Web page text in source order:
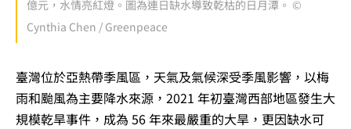
億元，水情亮紅燈。圖為連日缺水導致乾枯的日月潭。 ©
Cynthia Chen / Greenpeace
臺灣位於亞熱帶季風區，天氣及氣候深受季風影響，以梅
雨和颱風為主要降水來源，2021 年初臺灣西部地區發生大
規模乾旱事件，成為 56 年來最嚴重的大旱，更因缺水可